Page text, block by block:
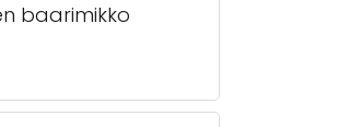
baarimikko